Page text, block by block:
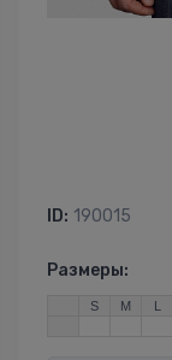
ID: 190015
Размеры:
S M L